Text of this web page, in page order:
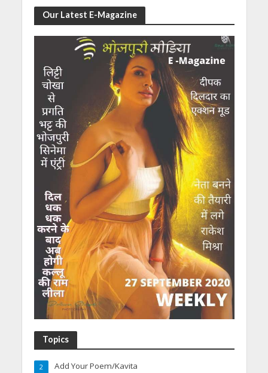
Our Latest E-Magazine
Topics
Add Your Poem/Kavita
2